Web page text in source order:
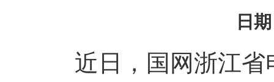
日
近日，国网浙江省